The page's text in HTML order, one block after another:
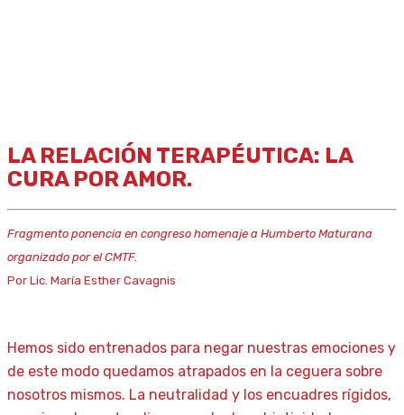
LA RELACIÓN TERAPÉUTICA: LA
CURA POR AMOR.
Fragmento ponencia en congreso homenaje a Humberto Maturana
organizado por el CMTF.
Por Lic. María Esther Cavagnis
Hemos sido entrenados para negar nuestras emociones y
de este modo quedamos atrapados en la ceguera sobre
nosotros mismos. La neutralidad y los encuadres rígidos,